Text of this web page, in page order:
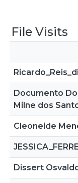
File Visits
Documento
Milne dos
Cleoneide
Dissert